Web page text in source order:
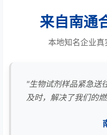
来自南通
本地知名企业
"生物试剂样品紧急送
及时，解决了我们的